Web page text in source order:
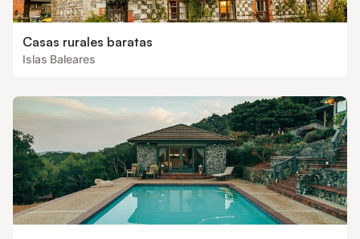
Casas rurales baratas
Islas Baleares